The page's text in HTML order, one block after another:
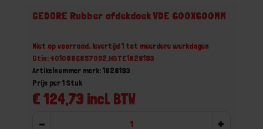
GEDORE Rubber afdekdoek VDE 600X600MM
Niet op voorraad, levertijd 1 tot meerdere werkdagen
Gtin: 4010886857052,HGTE1828193
Artikelnummer merk: 1828193
€ 124,73 incl. BTW
Prijs per 1 Stuk
- +